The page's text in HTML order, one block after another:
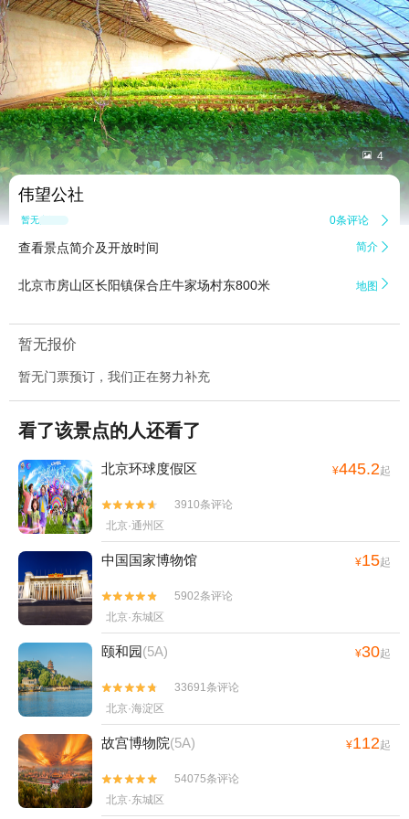
 4
伟望公社
暂无点评 0条评论 
查看景点简介及开放时间 简介 
北京市房山区长阳镇保合庄牛家场村东800米 地图 
暂无报价
暂无门票预订，我们正在努力补充
看了该景点的人还看了
北京环球度假区 ¥445.2起


3910条评论
北京·通州区
中国国家博物馆 ¥15起


5902条评论
北京·东城区
颐和园(5A) ¥30起


33691条评论
北京·海淀区
故宫博物院(5A) ¥112起


54075条评论
北京·东城区
